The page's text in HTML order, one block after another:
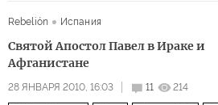
Rebelión
Испания
Святой Апостол Павел в Ираке и
Афганистане
28 ЯНВАРЯ 2010, 16:03 11 214